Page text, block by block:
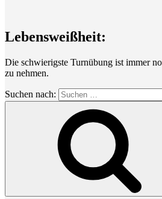
Lebensweißheit:
Die schwierigste Turnübung ist immer
zu nehmen.
Suchen nach: